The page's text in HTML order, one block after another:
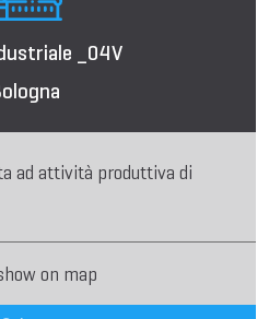
_04V
ad attività produttiva di
on map